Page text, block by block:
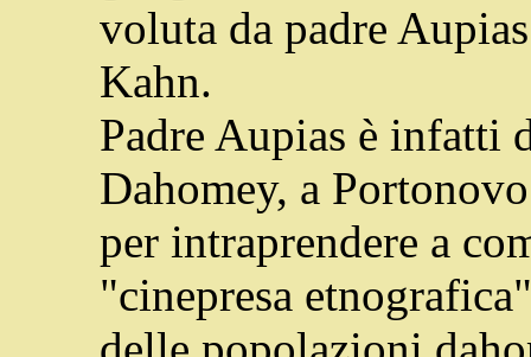
voluta da padre
Kahn.
Padre Aupias è infatti
Dahomey, a
per intraprendere a
"cinepresa